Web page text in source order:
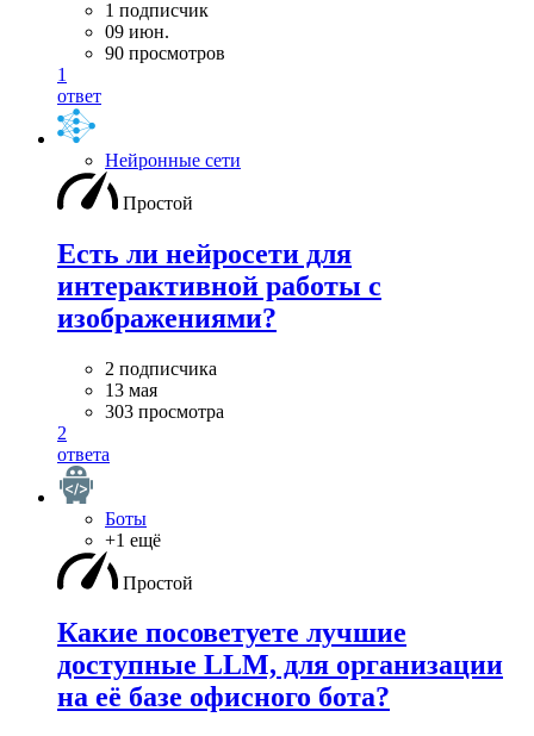
1 подписчик
09 июн.
90 просмотров
1
ответ
Нейронные сети
Простой
Есть ли нейросети для
интерактивной работы с
изображениями?
2 подписчика
13 мая
303 просмотра
2
ответа
Боты
+1 ещё
Простой
Какие посоветуете лучшие
доступные LLM, для организации
на её базе офисного бота?